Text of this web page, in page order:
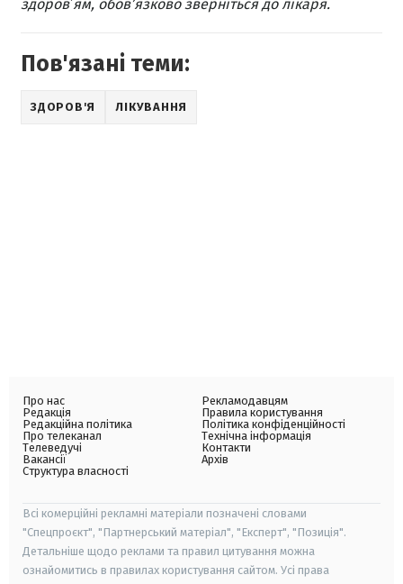
здоровʼям, обов’язково зверніться до лікаря.
Пов'язані теми:
ЗДОРОВ'Я ЛІКУВАННЯ
Про нас
Редакція
Редакційна політика
Про телеканал
Телеведучі
Вакансії
Структура власності
Рекламодавцям
Правила користування
Політика конфіденційності
Технічна інформація
Контакти
Архів
Всі комерційні рекламні матеріали позначені словами
"Спецпроєкт", "Партнерський матеріал", "Експерт", "Позиція".
Детальніше щодо реклами та правил цитування можна
ознайомитись в правилах користування сайтом. Усі права